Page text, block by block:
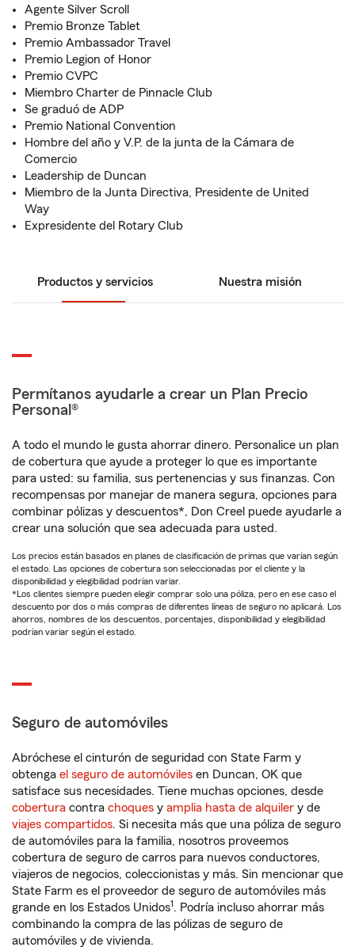
Agente Silver Scroll
Premio Bronze Tablet
Premio Ambassador Travel
Premio Legion of Honor
Premio CVPC
Miembro Charter de Pinnacle Club
Se graduó de ADP
Premio National Convention
Hombre del año y V.P. de la junta de la Cámara de
Comercio
Leadership de Duncan
Miembro de la Junta Directiva, Presidente de United
Way
Expresidente del Rotary Club
Productos y servicios Nuestra misión
Permítanos ayudarle a crear un Plan Precio
Personal®
A todo el mundo le gusta ahorrar dinero. Personalice un plan
de cobertura que ayude a proteger lo que es importante
para usted: su familia, sus pertenencias y sus finanzas. Con
recompensas por manejar de manera segura, opciones para
combinar pólizas y descuentos*, Don Creel puede ayudarle a
crear una solución que sea adecuada para usted.
Los precios están basados en planes de clasificación de primas que varían según
el estado. Las opciones de cobertura son seleccionadas por el cliente y la
disponibilidad y elegibilidad podrían variar.
*Los clientes siempre pueden elegir comprar solo una póliza, pero en ese caso el
descuento por dos o más compras de diferentes líneas de seguro no aplicará. Los
ahorros, nombres de los descuentos, porcentajes, disponibilidad y elegibilidad
podrían variar según el estado.
Seguro de automóviles
Abróchese el cinturón de seguridad con State Farm y
obtenga el seguro de automóviles en Duncan, OK que
satisface sus necesidades. Tiene muchas opciones, desde
cobertura contra choques y amplia hasta de alquiler y de
viajes compartidos. Si necesita más que una póliza de seguro
de automóviles para la familia, nosotros proveemos
cobertura de seguro de carros para nuevos conductores,
viajeros de negocios, coleccionistas y más. Sin mencionar que
State Farm es el proveedor de seguro de automóviles más
grande en los Estados Unidos1. Podría incluso ahorrar más
combinando la compra de las pólizas de seguro de
automóviles y de vivienda.